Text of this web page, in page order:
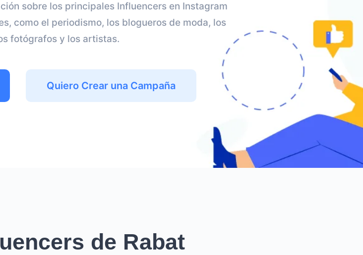
sobre los principales Influencers en Instagram
como el periodismo, los blogueros de moda, los
fotógrafos y los artistas.
Quiero Crear una Campaña
de Rabat